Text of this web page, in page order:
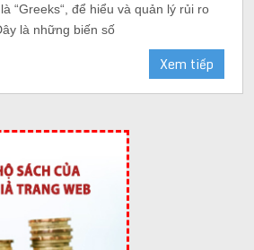
“Greeks“, để hiểu và quản lý rủi ro
là những biến số
Xem tiếp